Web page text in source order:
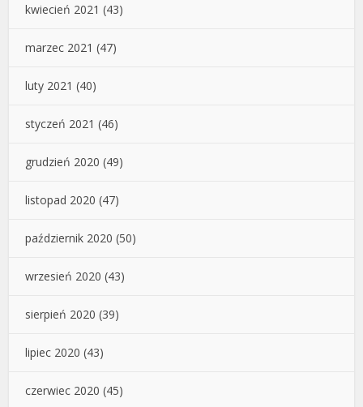
kwiecień 2021 (43)
marzec 2021 (47)
luty 2021 (40)
styczeń 2021 (46)
grudzień 2020 (49)
listopad 2020 (47)
październik 2020 (50)
wrzesień 2020 (43)
sierpień 2020 (39)
lipiec 2020 (43)
czerwiec 2020 (45)